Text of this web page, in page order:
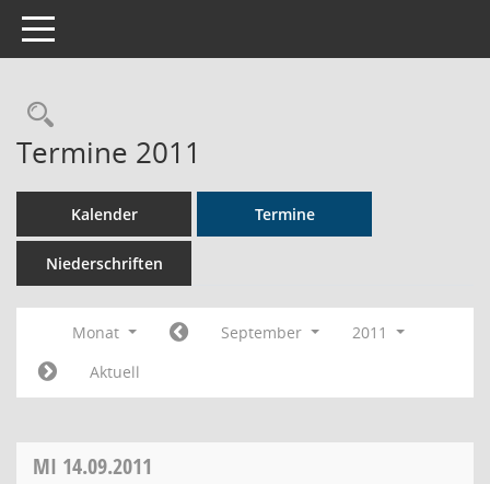
Toggle navigation
Rechercheauswahl
Termine 2011
Kalender Termine
Niederschriften
Monat September
2011
Aktuell
MI 14.09.2011